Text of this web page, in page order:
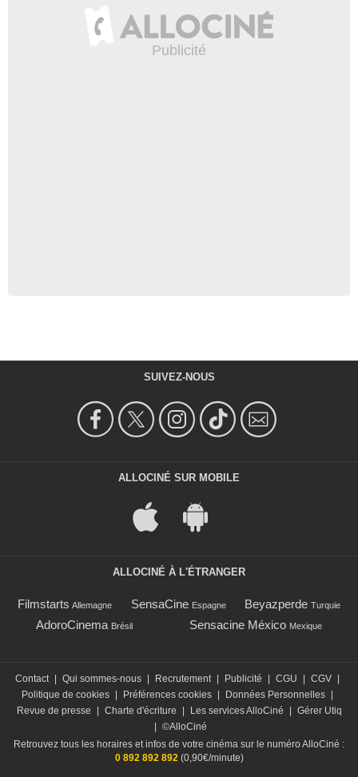
SUIVEZ-NOUS
ALLOCINÉ SUR MOBILE
ALLOCINÉ À L'ÉTRANGER
Filmstarts Allemagne SensaCine Espagne Beyazperde Turquie
AdoroCinema Brésil Sensacine México Mexique
Contact Qui sommes-nous Recrutement Publicité CGU CGV
Politique de cookies
Préférences cookies Données Personnelles
Revue de presse
Charte d'écriture Les services AlloCiné
Gérer Utiq
©AlloCiné
Retrouvez tous les horaires et infos de votre cinéma sur le numéro AlloCiné :
0 892 892 892(0,90€/minute)